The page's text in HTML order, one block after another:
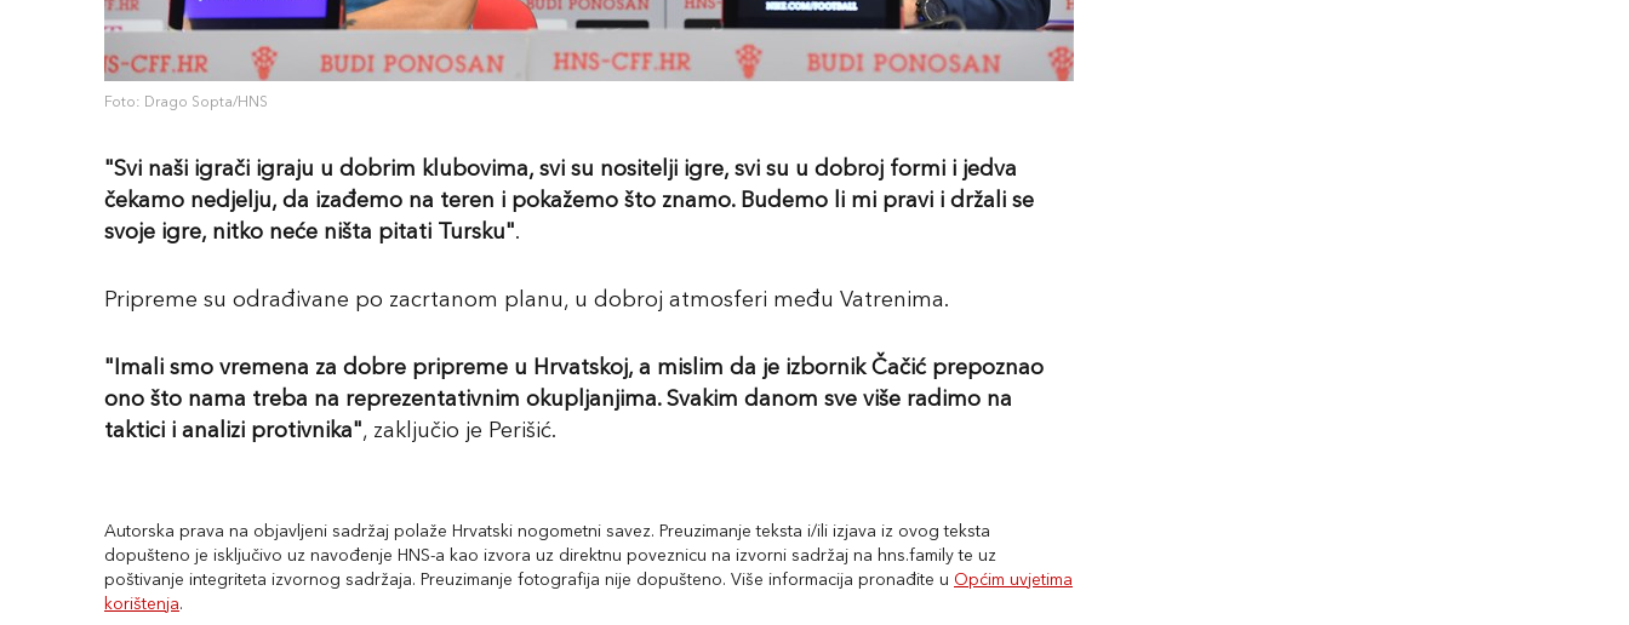
Foto: Drago Sopta/HNS
"Svi naši igrači igraju u dobrim klubovima, svi su nositelji igre, svi su u dobroj formi i jedva
čekamo nedjelju, da izađemo na teren i pokažemo što znamo. Budemo li mi pravi i držali se
svoje igre, nitko neće ništa pitati Tursku".
Pripreme su odrađivane po zacrtanom planu, u dobroj atmosferi među Vatrenima.
"Imali smo vremena za dobre pripreme u Hrvatskoj, a mislim da je izbornik Čačić prepoznao
ono što nama treba na reprezentativnim okupljanjima. Svakim danom sve više radimo na
taktici i analizi protivnika", zaključio je Perišić.
Autorska prava na objavljeni sadržaj polaže Hrvatski nogometni savez. Preuzimanje teksta i/ili izjava iz ovog teksta
dopušteno je isključivo uz navođenje HNS-a kao izvora uz direktnu poveznicu na izvorni sadržaj na hns.family te uz
poštivanje integriteta izvornog sadržaja. Preuzimanje fotografija nije dopušteno. Više informacija pronađite u Općim uvjetima
korištenja.